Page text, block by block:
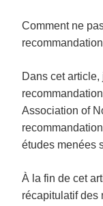
Comment ne
Dans cet
Association of
études menées
À la fin de cet
récapitulatif des